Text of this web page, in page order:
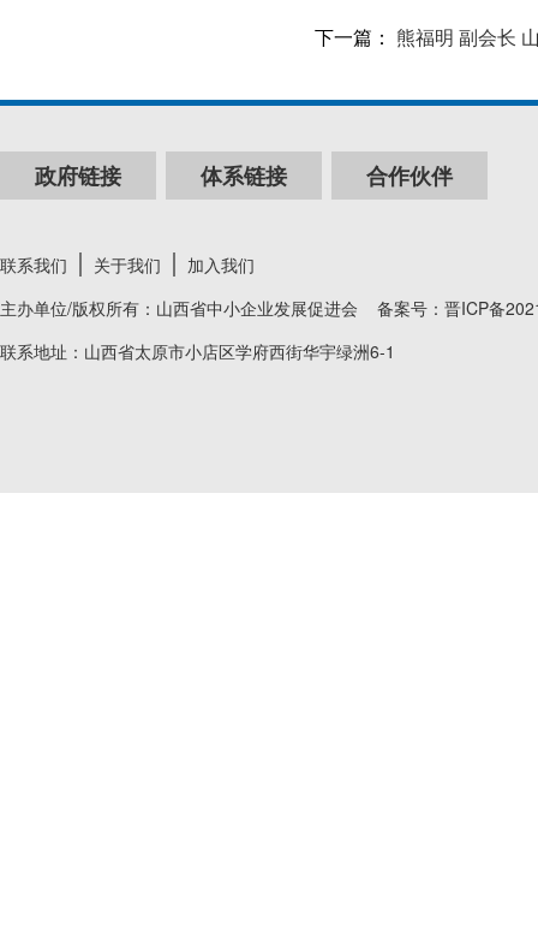
下一篇： 熊福明 副会长
政府链接 体系链接 合作伙伴
联系我们 关于我们
加入我们
主办单位/版权所有：山西省中小企业发展促进会 备案号： 晋ICP备
联系地址：山西省太原市小店区学府西街华宇绿洲6-1